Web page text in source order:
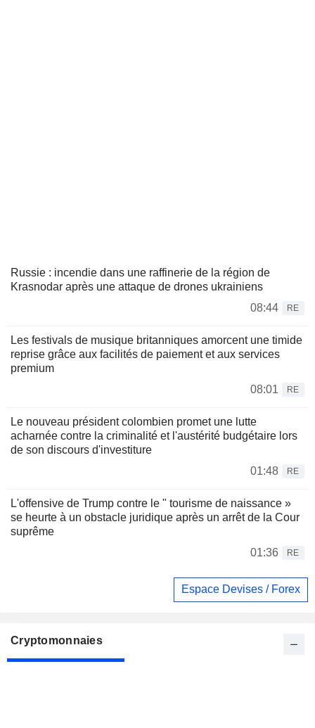
Russie : incendie dans une raffinerie de la région de
Krasnodar après une attaque de drones ukrainiens
08:44
RE
Les festivals de musique britanniques amorcent une timide
reprise grâce aux facilités de paiement et aux services
premium
08:01
RE
Le nouveau président colombien promet une lutte
acharnée contre la criminalité et l'austérité budgétaire lors
de son discours d'investiture
01:48
RE
L'offensive de Trump contre le " tourisme de naissance »
se heurte à un obstacle juridique après un arrêt de la Cour
suprême
01:36
RE
Espace Devises / Forex
Cryptomonnaies